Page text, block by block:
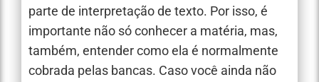
parte de interpretação de texto. Por isso, é
importante não só conhecer a matéria, mas,
também, entender como ela é normalmente
cobrada pelas bancas. Caso você ainda não